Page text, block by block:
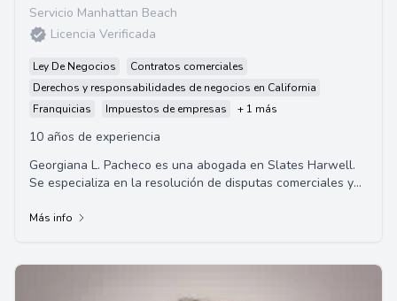
Servicio Manhattan Beach
Licencia Verificada
Ley De Negocios
Contratos comerciales
Derechos y responsabilidades de negocios en California
Franquicias
Impuestos de empresas + 1 más
10 años de experiencia
Georgiana L. Pacheco es una abogada en Slates Harwell.
Se especializa en la resolución de disputas comerciales y
Más info